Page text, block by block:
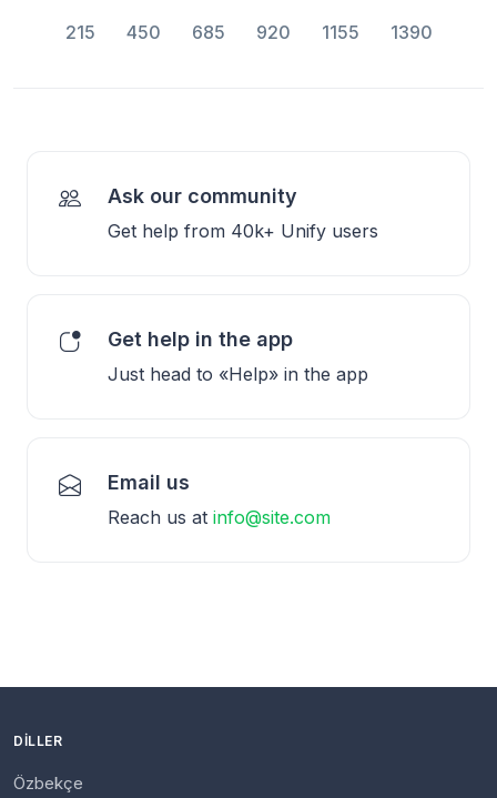
215 450 685 920 1155 1390
Ask our community
Get help from 40k+ Unify users
Get help in the app
Just head to «Help» in the app
Email us
Reach us at info@site.com
DILLER
Özbekçe